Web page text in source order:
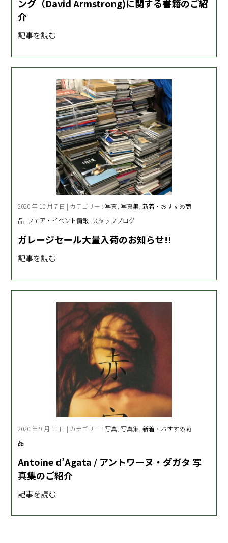
ング（David Armstrong)に関する書籍のご紹
介
記事を読む
2020 年 10 月 7 日 | カテゴリー : 写真 写真集 ,新着・おすすめ商
品 フェア・イベント情報 スタッフブログ
ガレージセール大量入荷のお知らせ!!
記事を読む
2020 年 9 月 11 日 | カテゴリー : 写真 写真集 ,新着・おすすめ商
品
Antoine d’Agata / アントワーヌ・ダガタ 写
真集のご紹介
記事を読む